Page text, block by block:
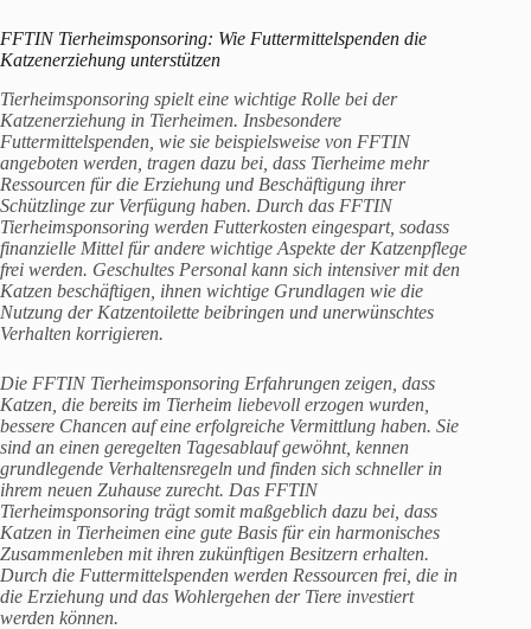
FFTIN Tierheimsponsoring: Wie Futtermittelspenden die
Katzenerziehung unterstützen
Tierheimsponsoring spielt eine wichtige Rolle bei der
Katzenerziehung in Tierheimen. Insbesondere
Futtermittelspenden, wie sie beispielsweise von FFTIN
angeboten werden, tragen dazu bei, dass Tierheime mehr
Ressourcen für die Erziehung und Beschäftigung ihrer
Schützlinge zur Verfügung haben. Durch das FFTIN
Tierheimsponsoring werden Futterkosten eingespart, sodass
finanzielle Mittel für andere wichtige Aspekte der Katzenpflege
frei werden. Geschultes Personal kann sich intensiver mit den
Katzen beschäftigen, ihnen wichtige Grundlagen wie die
Nutzung der Katzentoilette beibringen und unerwünschtes
Verhalten korrigieren.
Die FFTIN Tierheimsponsoring Erfahrungen zeigen, dass
Katzen, die bereits im Tierheim liebevoll erzogen wurden,
bessere Chancen auf eine erfolgreiche Vermittlung haben. Sie
sind an einen geregelten Tagesablauf gewöhnt, kennen
grundlegende Verhaltensregeln und finden sich schneller in
ihrem neuen Zuhause zurecht. Das FFTIN
Tierheimsponsoring trägt somit maßgeblich dazu bei, dass
Katzen in Tierheimen eine gute Basis für ein harmonisches
Zusammenleben mit ihren zukünftigen Besitzern erhalten.
Durch die Futtermittelspenden werden Ressourcen frei, die in
die Erziehung und das Wohlergehen der Tiere investiert
werden können.